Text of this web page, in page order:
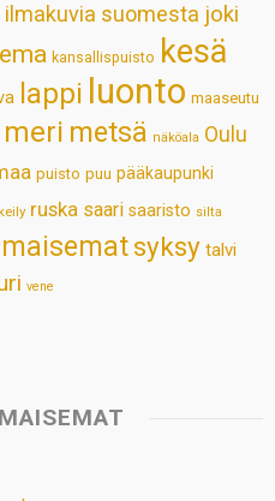
t
ilmakuvia suomesta joki
kansallispuisto kesä
lappi luonto maaseutu
meri metsä näköala Oulu
puisto puu pääkaupunki
ruska saari saaristo silta
syksy talvi
vene